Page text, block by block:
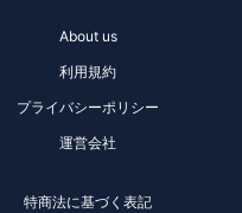
About us
利用規約
プライバシーポリシー
運営会社
特商法に基づく表記